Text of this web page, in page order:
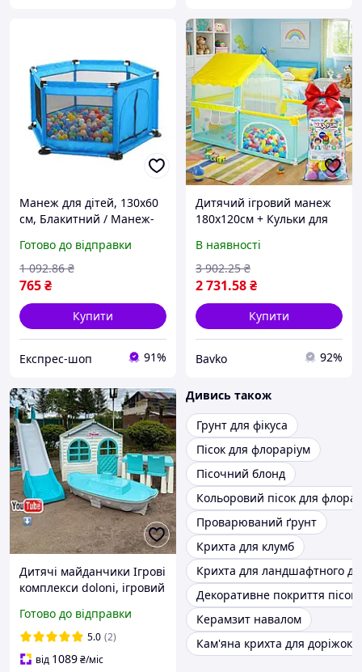
Манеж для дітей, 130х60
см, Блакитний / Манеж-
Манеж-шестигранник /
Дитячий складний манеж
Готово до відправки
765₴
1 092.86 ₴
Купити
Експрес-шоп 91%
Дитячий ігровий манеж
180х120см + Кульки для
5508 / Манеж-намет /
Манеж для дітей /
Ігровий майданчик
В наявності
2 731.58₴
3 902.25 ₴
Купити
Bavko 92%
Дитячі майданчики Ігрові
комплекси doloni, ігровий
та пісочниці для дворів
Дитячі комплекси вуличні
пластико
Готово до відправки
5.0 (2)
від 1089₴/міс
Дивись також
Грунт для фікуса
Пісок для флораріум
Пісочний блонд
Кольоровий пісок для
Проварюваний ґрунт
Крихта для клумб
Крихта для ландшафтного
Декоративне покриття пісок
Керамзит навалом
Кам'яна крихта для доріжок